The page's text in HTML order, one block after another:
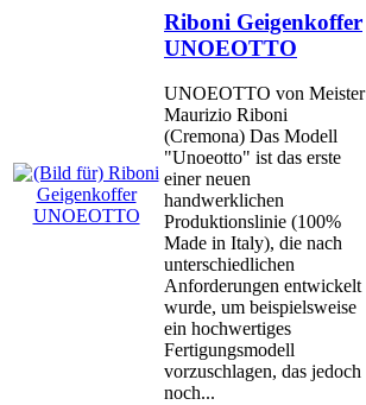
Riboni Geigenkoffer
UNOEOTTO
UNOEOTTO von Meister
Maurizio Riboni
(Cremona) Das Modell
"Unoeotto" ist das erste
einer neuen
handwerklichen
Produktionslinie (100%
Made in Italy), die nach
unterschiedlichen
Anforderungen entwickelt
wurde, um beispielsweise
ein hochwertiges
Fertigungsmodell
vorzuschlagen, das jedoch
noch...